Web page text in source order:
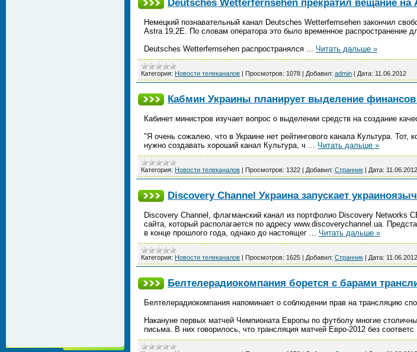
Deutsches Wetterfernsehen прекратил вещание на
Немецкий познавательный канал Deutsches Wetterfernsehen закончил
Astra 19,2E. По словам оператора это было временное распространение
Deutsches Wetterfernsehen распространялся ... Читать дальше »
Категория: Новости телеканалов | Просмотров: 1078 | Добавил: admin | Дата: 11.06.2012
Кабмин Украины планирует выделение финансов
Кабинет министров изучает вопрос о выделении средств на создание
"Я очень сожалею, что в Украине нет рейтингового канала Культура. Тот,
нужно создавать хороший канал Культура, ч ... Читать дальше »
Категория: Новости телеканалов | Просмотров: 1322 | Добавил: Странник | Дата: 11.06.2012
Discovery Channel Украина запускает
Discovery Channel, флагманский канал из портфолио Discovery Networks
сайта, который располагается по адресу www.discoverychannel.ua.
в конце прошлого года, однако до настоящег ... Читать дальше »
Категория: Новости телеканалов | Просмотров: 1625 | Добавил: Странник | Дата: 11.06.2012
Белтелерадиокомпания борется с барами
Белтелерадиокомпания напоминает о соблюдении прав на трансляцию
Накануне первых матчей Чемпионата Европы по футболу многие
письма. В них говорилось, что трансляция матчей Евро-2012 без соответс